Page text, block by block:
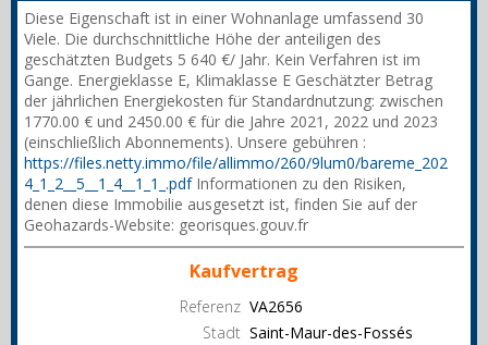
Diese Eigenschaft ist in einer Wohnanlage umfassend 30
Viele. Die durchschnittliche Höhe der anteiligen des
geschätzten Budgets 5 640 €/ Jahr. Kein Verfahren ist im
Gange. Energieklasse E, Klimaklasse E Geschätzter Betrag
der jährlichen Energiekosten für Standardnutzung: zwischen
1770.00 € und 2450.00 € für die Jahre 2021, 2022 und 2023
(einschließlich Abonnements). Unsere gebühren :
https://files.netty.immo/file/allimmo/260/9lum0/bareme_202
4_1_2__5__1_4__1_1_.pdfInformationen zu den Risiken,
denen diese Immobilie ausgesetzt ist, finden Sie auf der
Geohazards-Website: georisques.gouv.fr
Kaufvertrag
Referenz VA2656
Stadt Saint-Maur-des-Fossés